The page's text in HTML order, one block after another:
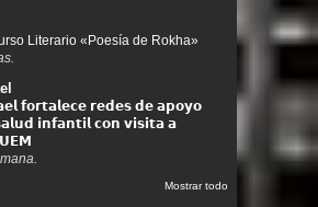
Literario «Poesía de Rokha»
𝗳𝗼𝗿𝘁𝗮𝗹𝗲𝗰𝗲 𝗿𝗲𝗱𝗲𝘀 𝗱𝗲 𝗮𝗽𝗼𝘆𝗼
𝗶𝗻𝗳𝗮𝗻𝘁𝗶𝗹 𝗰𝗼𝗻 𝘃𝗶𝘀𝗶𝘁𝗮 𝗮
Mostrar todo